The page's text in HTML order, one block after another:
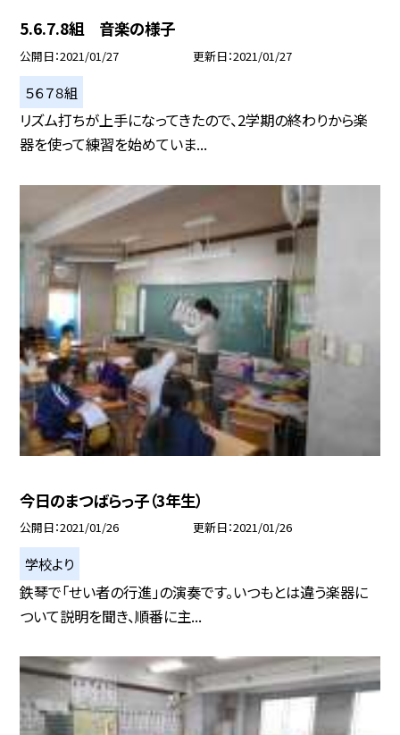
5.6.7.8組 音楽の様子
公開日 2021/01/27 更新日 2021/01/27
５６７８組
リズム打ちが上手になってきたので、2学期の終わりから楽
器を使って練習を始めていま...
今日のまつばらっ子（3年生）
公開日 2021/01/26 更新日 2021/01/26
学校より
鉄琴で「せい者の行進」の演奏です。いつもとは違う楽器に
ついて説明を聞き、順番に主...